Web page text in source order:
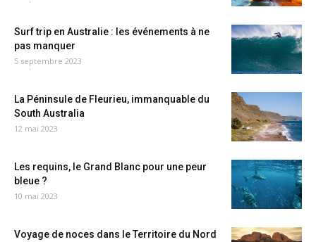
Surf trip en Australie : les événements à ne
pas manquer
5 septembre 2023
La Péninsule de Fleurieu, immanquable du
South Australia
12 mai 2023
Les requins, le Grand Blanc pour une peur
bleue ?
10 mai 2023
Voyage de noces dans le Territoire du Nord